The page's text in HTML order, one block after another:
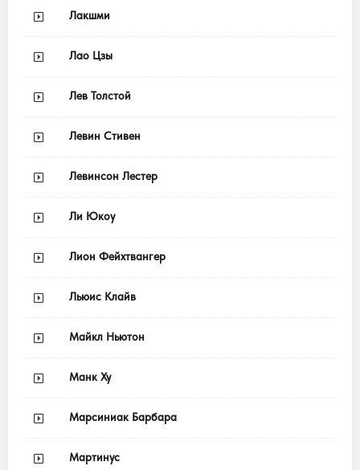
Лакшми
Лао Цзы
Лев Толстой
Левин Стивен
Левинсон Лестер
Ли Юкоу
Лион Фейхтвангер
Льюис Клайв
Майкл Ньютон
Манк Ху
Марсиниак Барбара
Мартинус